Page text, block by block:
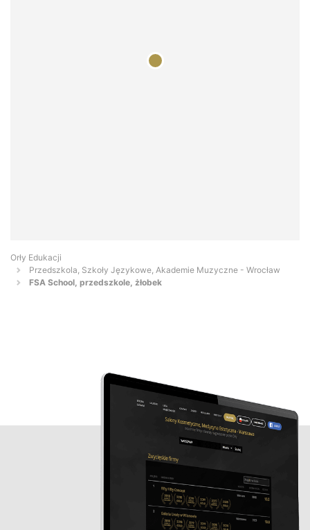
Orły Edukacji
Przedszkola, Szkoły Językowe, Akademie Muzyczne - Wrocław
FSA School, przedszkole, żłobek